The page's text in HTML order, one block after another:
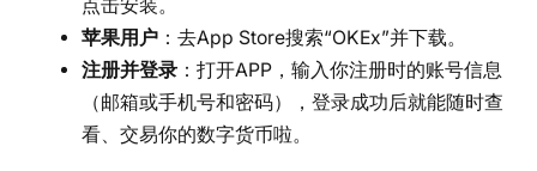
点击安装。
苹果用户 ：去App Store搜索“OKEx”并下载。
注册并登录 ：打开APP，输入你注册时的账号信息
（邮箱或手机号和密码），登录成功后就能随时查
看、交易你的数字货币啦。